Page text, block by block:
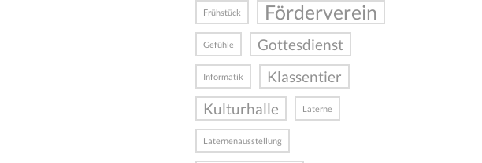
Frühstück Förderverein
Gefühle Gottesdienst
Informatik
Klassentier
Kulturhalle
Laterne
Laternenausstellung